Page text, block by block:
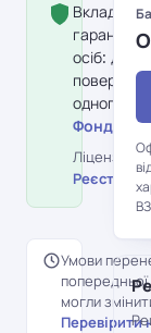
Вклад
осіб:
одного
Фонд
Ліцензія
Реєстр
Умови
попередньої
могли
Перевірити